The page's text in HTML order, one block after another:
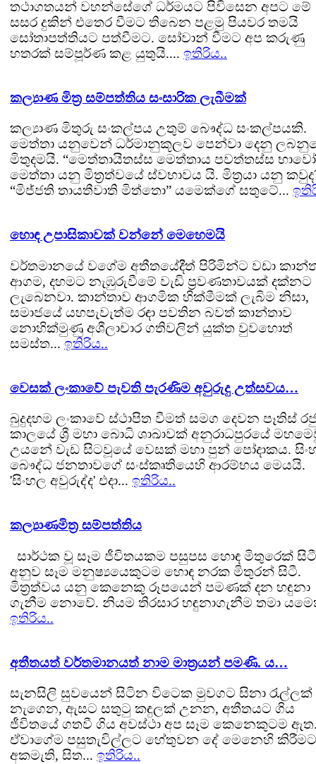
තථාගතයන් වහන්සේගේ ධර්මයට පිවිසෙන අපට මේ
සසර දුකින් එතෙර වීමට තිබෙන පළමු පියවර තමයි
සෝතාපත්තියට පත්වීමට. සෝවාන් වීමට අප කරුණු
හතරක් සම්පූර්ණ කළ යුතුයි.... ඉතිරිය..
කල්‍යාණ මිත්‍ර සම්පත්තිය සංසාරික ලැබීමක්
කල්‍යාණ මිතුරු සංකල්පය උතුම් බෞද්ධ සංකල්පයකි.
මෙත්තා යනුවෙන් ධර්මානුකූලව පෙන්වා දෙනු
මිතුදමයි. “මෙත්තායිතස්ස මෙත්තාය පවත්තස්ස
මෙත්තා යනු මිත්‍රත්වයේ ස්වභාවය යි. මිත්‍රයා යනු
“මිජ්ජති තායතීවාති මිත්තො” යමෙක්ගේ සතුටේ...
හොඳ උපාසිකාවක් වන්නේ මෙහෙමයි
වර්තමානයේ වගේම අතීතයේදීත් පිරිමින්ට වඩා
ආගම, දහමට නැඹුරුවීමේ වැඩි ප්‍රවණතාවයක් දක්නට
ලැබෙනවා. කාන්තාව ආගමික හික්මීමක් ලැබිම නිසා,
සමාජයේ යහපැවැත්ම රඳා පවතින බවත් කාන්තාව
නොහික්මුණු අශීලාචාර ගතිවලින් යුක්ත වුවහොත්
සමස්ත... ඉතිරිය..
වෙසක් ලංකාවේ පැවති පැරණිම අවුරුදු උත්සවය…
බුදුදහම ලංකාවේ ස්ථාපිත වීමත් සමග දෙවන පෑතිස්
කාලයේ ශ්‍රී මහා බොධි ශාඛාවක් අනුරාධපුරයේ
උයනේ වැඩ සිටවූයේ වෙසක් මහා පුන් පෝදාකය.
බෞද්ධ ජනතාවගේ සංස්කෘතියෙහි ආරම්භය මෙයයි.
'සිංහල අවුරුද්ද' එදා... ඉතිරිය..
කල්‍යාණමිත්‍ර සම්පත්තිය
සාර්ථක වූ සෑම ජීවිතයකම පසුපස හොඳ මිතුරෙක්
අනුව සෑම මනුෂ්‍යයෙකුටම හොඳ නරක මිතුරන් සිටී.
මිත්‍රත්වය යනු කෙනෙකු රූපයෙන් පමණක් දන හඳුනා
ගැනීම නොවේ. නියම තිරසාර හඳුනාගැනීම තමා
ඉතිරිය..
අතීතයත් වර්තමානයත් නාම මාත්‍රයන් පමණි. ය…
සැනසිලි සුවයෙන් සිටින විටෙක මුවගට සිනා රැල්ලක්
නැගෙන, ඇසට සතුටු කඳුලක් උනන, අතීතයට ගිය
ජීවිතයේ ගතවී ගිය අවස්ථා අප සෑම කෙනෙකුටම
ඒවාගේම පසුතැවිල්ලට හේතුවන දේ මෙනෙහි
අකමැති, සිත... ඉතිරිය..